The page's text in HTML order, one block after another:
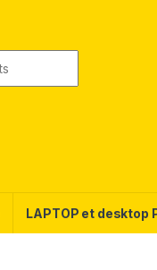
LAPTOP et desktop